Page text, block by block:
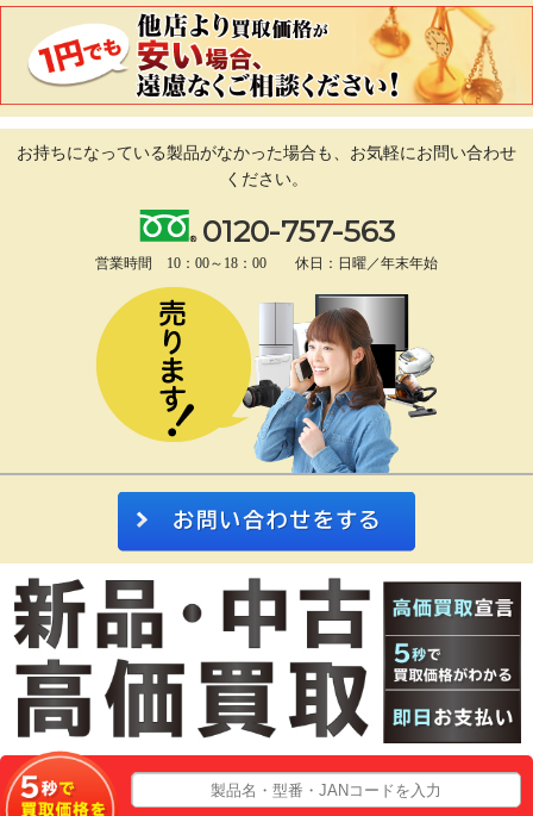
お持ちになっている製品がなかった場合も、 お気軽にお問い合わせ
ください。
0120-757-563
営業時間 10：00～18：00 休日：日曜／年末年始